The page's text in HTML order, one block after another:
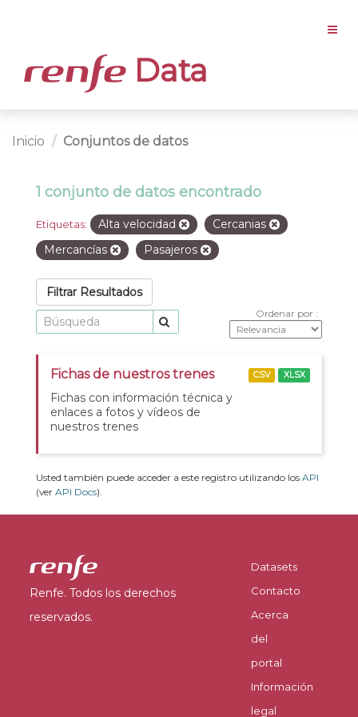
Data
Inicio Conjuntos de datos
1 conjunto de datos encontrado
Etiquetas: Alta velocidad
Cercanias
Mercancías
Pasajeros
Filtrar Resultados
Ordenar por
Fichas de nuestros trenes
Fichas con información técnica y
enlaces a fotos y vídeos de
nuestros trenes
CSV XLSX
Usted también puede acceder a este registro utilizando los API
(ver API Docs).
Renfe. Todos los derechos
reservados.
Datasets
Contacto
Acerca
del
portal
Información
legal